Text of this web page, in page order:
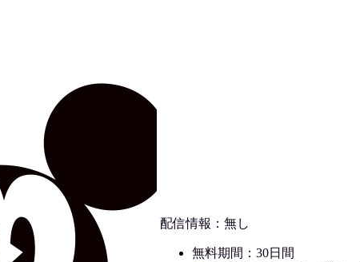
配信情報：無し
無料期間：30日間